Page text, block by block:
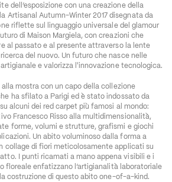
dell’esposizione con una creazione della
Artisanal Autumn-Winter 2017 disegnata da
riflette sul linguaggio universale del glamour
di Maison Margiela, con creazioni che
al passato e al presente attraverso la lente
del nuovo. Un futuro che nasce nelle
e valorizza l'innovazione tecnologica.
mostra con un capo della collezione
ha sfilato a Parigi ed è stato indossato da
alcuni dei red carpet più famosi al mondo:
Francesco Risso alla multidimensionalità,
forme, volumi e strutture, grafismi e giochi
Un abito voluminoso dalla forma a
collage di fiori meticolosamente applicati su
I punti ricamati a mano appena visibili e i
floreale enfatizzano l’artigianalità laboratoriale
costruzione di questo abito one-of-a-kind.